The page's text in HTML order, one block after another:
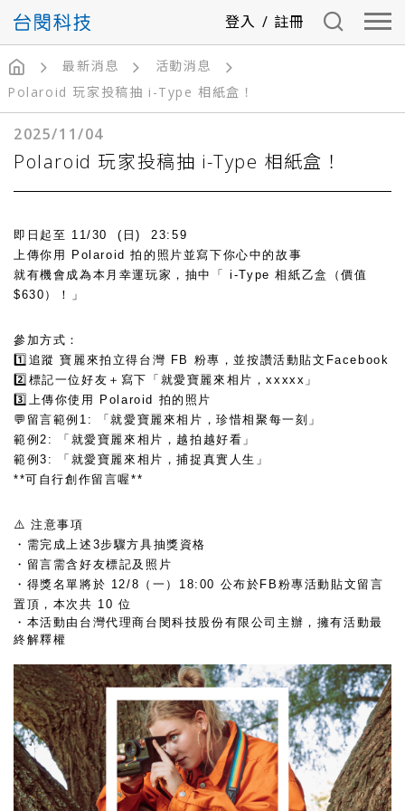
登入 / 註冊
最新消息
活動消息
Polaroid 玩家投稿抽 i-Type 相紙盒！
2025/11/04
Polaroid 玩家投稿抽 i-Type 相紙盒！
即日起至 11/30 (日) 23:59
上傳你用 Polaroid 拍的照片並寫下你心中的故事
就有機會成為本月幸運玩家，抽中「 i-Type 相紙乙盒（價值
$630）！」
參加方式：
1️⃣追蹤 寶麗來拍立得台灣 FB 粉專，並按讚活動貼文 Facebook
2️⃣標記一位好友＋寫下「就愛寶麗來相片，xxxxx」
3️⃣上傳你使用 Polaroid 拍的照片
💬留言範例1: 「就愛寶麗來相片，珍惜相聚每一刻」
範例2: 「就愛寶麗來相片，越拍越好看」
範例3: 「就愛寶麗來相片，捕捉真實人生」
**可自行創作留言喔**
⚠️ 注意事項
・需完成上述3步驟方具抽獎資格
・留言需含好友標記及照片
・得獎名單將於 12/8（一）18:00 公布於FB粉專活動貼文留言
置頂，本次共 10 位
・本活動由台灣代理商台閔科技股份有限公司主辦，擁有活動最
終解釋權